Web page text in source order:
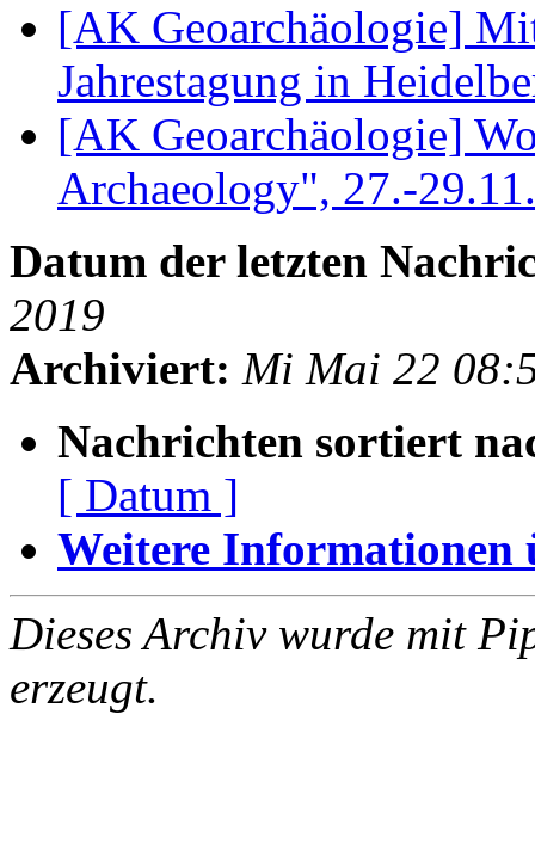
[AK Geoarchäologie]
Jahrestagung in
[AK Geoarchäologie]
Archaeology", 27.-
Datum der letzten
2019
Archiviert: Mi Mai 22
Nachrichten sortiert
[ Datum ]
Weitere Informationen
Dieses Archiv wurde mit
erzeugt.